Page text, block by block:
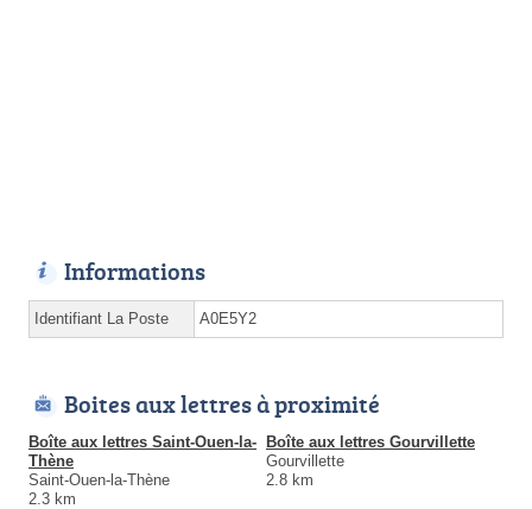
Informations
Identifiant La Poste A0E5Y2
Boites aux lettres à proximité
Boîte aux lettres Saint-Ouen-la-
Thène
Saint-Ouen-la-Thène
2.3 km
Boîte aux lettres Gourvillette
Gourvillette
2.8 km